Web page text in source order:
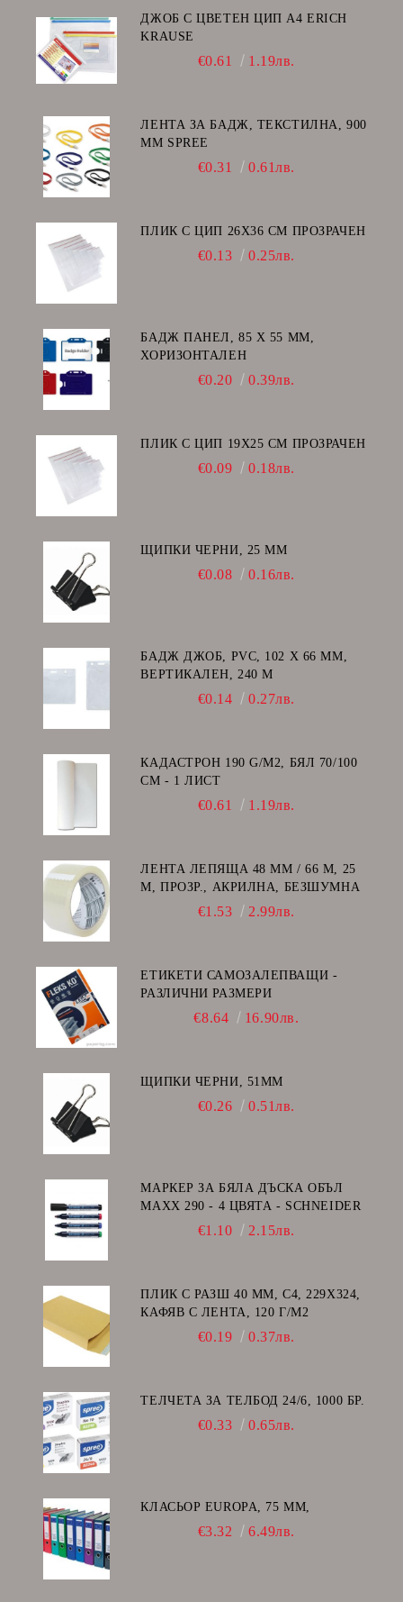
ДЖОБ С ЦВЕТЕН ЦИП А4 ERICH
KRAUSE
€0.61 1.19лв.
ЛЕНТА ЗА БАДЖ, ТЕКСТИЛНА, 900
ММ SPREE
€0.31 0.61лв.
ПЛИК С ЦИП 26X36 CM ПРОЗРАЧЕН
€0.13 0.25лв.
БАДЖ ПАНЕЛ, 85 Х 55 ММ,
ХОРИЗОНТАЛЕН
€0.20 0.39лв.
ПЛИК С ЦИП 19X25 CM ПРОЗРАЧЕН
€0.09 0.18лв.
ЩИПКИ ЧЕРНИ, 25 ММ
€0.08 0.16лв.
БАДЖ ДЖОБ, PVC, 102 Х 66 ММ,
ВЕРТИКАЛЕН, 240 Μ
€0.14 0.27лв.
КАДАСТРОН 190 G/M2, БЯЛ 70/100
СМ - 1 ЛИСТ
€0.61 1.19лв.
ЛЕНТА ЛЕПЯЩА 48 ММ / 66 М, 25
Μ, ПРОЗР., АКРИЛНА, БЕЗШУМНА
€1.53 2.99лв.
ЕТИКЕТИ САМОЗАЛЕПВАЩИ -
РАЗЛИЧНИ РАЗМЕРИ
€8.64 16.90лв.
ЩИПКИ ЧЕРНИ, 51ММ
€0.26 0.51лв.
МАРКЕР ЗА БЯЛА ДЪСКА ОБЪЛ
MAXX 290 - 4 ЦВЯТА - SCHNEIDER
€1.10 2.15лв.
ПЛИК С РАЗШ 40 MM, C4, 229Х324,
КАФЯВ С ЛЕНТА, 120 Г/М2
€0.19 0.37лв.
ТЕЛЧЕТА ЗА ТЕЛБОД 24/6, 1000 БР.
€0.33 0.65лв.
КЛАСЬОР EUROPA, 75 ММ,
€3.32 6.49лв.